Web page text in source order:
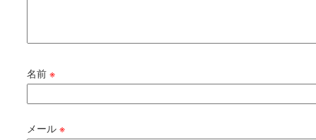
名前※
メール※